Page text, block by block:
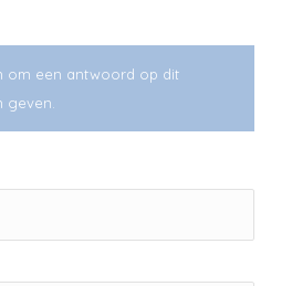
om een antwoord op dit
geven.